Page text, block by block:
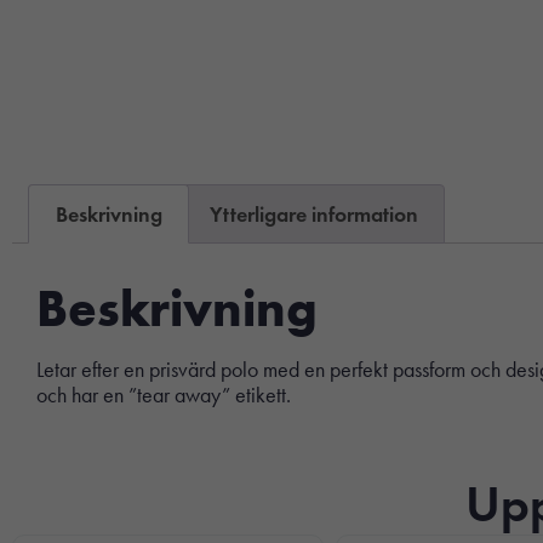
Beskrivning Ytterligare information
Beskrivning
Letar efter en prisvärd polo med en perfekt passform och
och har en ”tear away” etikett.